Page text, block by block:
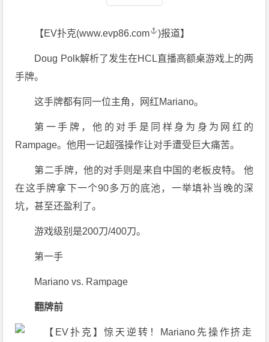
【EV扑克(www.evp86.com )报道】
Doug Polk解析了发生在HCL直播高额桌游戏上的两
手牌。
这手牌都有同一位主角，网红Mariano。
第一手牌，他的对手是同样身为身为网红的
Rampage。他用一记超强操作让对手遭受巨大痛苦。
第二手牌，他的对手则是来自中国的老板皮特。 他
在这手牌拿下一个90多万的底池，一举填补当晚的深
坑，甚至还盈利了。
游戏级别是200刀/400刀。
第一手
Mariano vs. Rampage
翻牌前